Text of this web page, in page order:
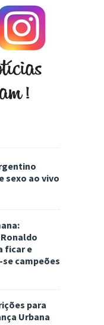
sexo ao vivo
ficar e
campeões
para
Urbana